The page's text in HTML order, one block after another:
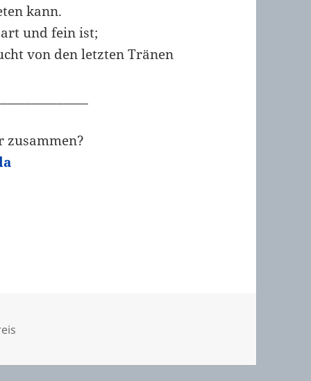
kann.
und fein ist;
von den letzten Tränen
zusammen?